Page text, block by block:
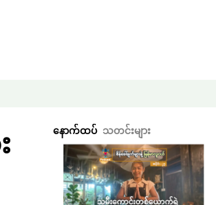
နောက်ထပ် သတင်းများ